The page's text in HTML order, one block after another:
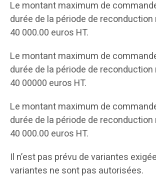
Le montant maximum de
durée de la période de reconduction
40 000.00 euros HT.
Le montant maximum de
durée de la période de reconduction
40 00000 euros HT.
Le montant maximum de
durée de la période de reconduction
40 000.00 euros HT.
Il n’est pas prévu de variantes
variantes ne sont pas autorisées.